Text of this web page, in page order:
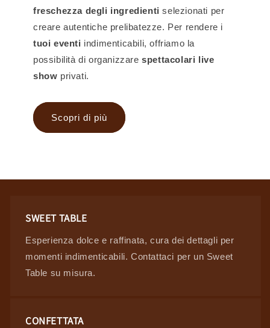
freschezza degli ingredientiselezionati per
creare autentiche prelibatezze. Per rendere i
tuoi eventi indimenticabili, offriamo la
possibilità di organizzarespettacolari live
show privati.
Scopri di più
SWEET TABLE
Esperienza dolce e raffinata, cura dei dettagli per
momenti indimenticabili. Contattaci per un Sweet
Table su misura.
CONFETTATA